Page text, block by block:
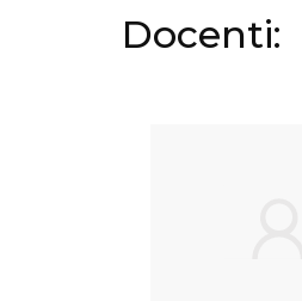
Docenti: